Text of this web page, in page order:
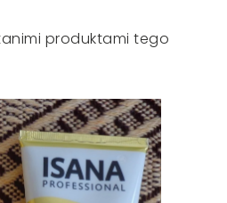
produktami tego